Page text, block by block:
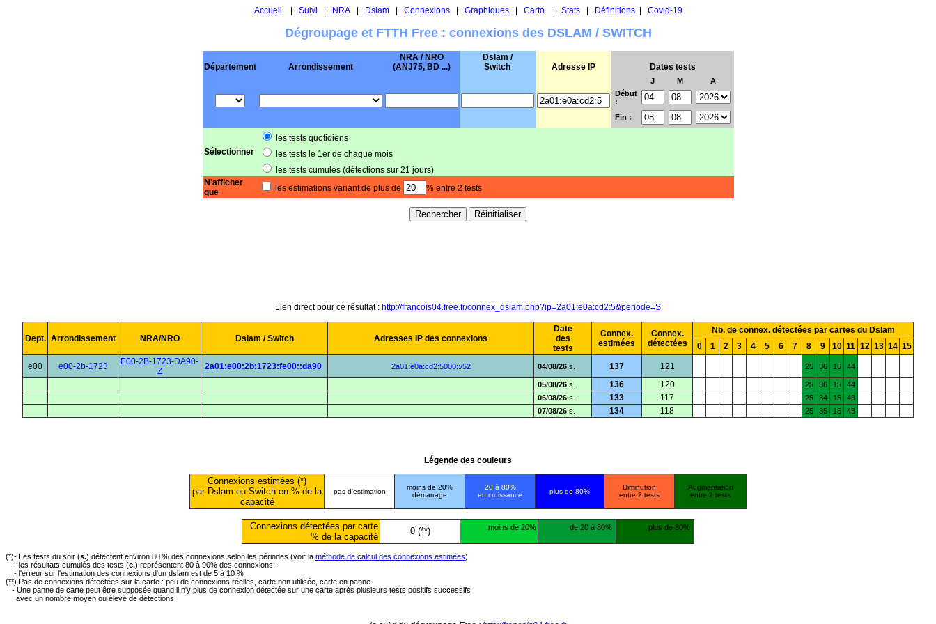
Accueil Suivi NRA| Dslam| Connexions| Graphiques| Carto| Stats| Définitions| Covid-19
Dégroupage et FTTH Free : connexions des DSLAM / SWITCH
Département Arrondissement
NRA / NRO
(ANJ75, BD ...)
Dslam /
Switch
Adresse IP Dates tests
J M
A
Début
:
Fin :
Sélectionner
les tests quotidiens
les tests le 1er de chaque mois
les tests cumulés (détections sur 21 jours)
N'afficher
que
les estimations variant de plus de % entre 2 tests
Lien direct pour ce résultat : http://francois04.free.fr/connex_dslam.php?ip=2a01:e0a:cd2:5&periode=S
Dept. Arrondissement NRA/NRO Dslam / Switch Adresses IP des connexions
Date
des
tests
Connex.
estimées
Connex.
détectées
Nb. de connex. détectées par cartes du Dslam
0
1 2 3 4 5 6 7 8 9 10 11 12 13 14 15
e00 e00-2b-1723
E00-2B-1723-DA90-
Z
2a01:e00:2b:1723:fe00::da90 2a01:e0a:cd2:5000::/52 04/08/26 s. 137 121 25 36 16 44
05/08/26 s. 136 120 25 36 15
44
06/08/26 s. 133 117 25 34 15
43
07/08/26 s. 134 118 25 35 15 43
Légende des couleurs
Connexions estimées (*)
par Dslam ou Switch en % de la
capacité
pas d'estimation
moins de 20%
démarrage
20 à 80%
en croissance
plus de 80%
Diminution
entre 2 tests
Augmentation
entre 2 tests
Connexions détectées par carte
% de la capacité
0 (**) moins de 20% de 20 à 80% plus de 80%
(*)- Les tests du soir (s.) détectent environ 80 % des connexions selon les périodes (voir la méthode de calcul des connexions estimées)
- les résultats cumulés des tests (c.) représentent 80 à 90% des connexions.
- l'erreur sur l'estimation des connexions d'un dslam est de 5 à 10 %
(**) Pas de connexions détectées sur la carte : peu de connexions réelles, carte non utilisée, carte en panne.
- Une panne de carte peut être supposée quand il n'y plus de connexion détectée sur une carte après plusieurs tests positifs successifs
avec un nombre moyen ou élevé de détections